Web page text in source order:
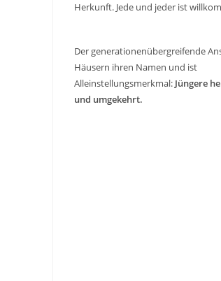
Herkunft. Jede und jeder ist
Der generationenübergreifende
Häusern ihren Namen und ist
Alleinstellungsmerkmal: Jüngere
und umgekehrt.